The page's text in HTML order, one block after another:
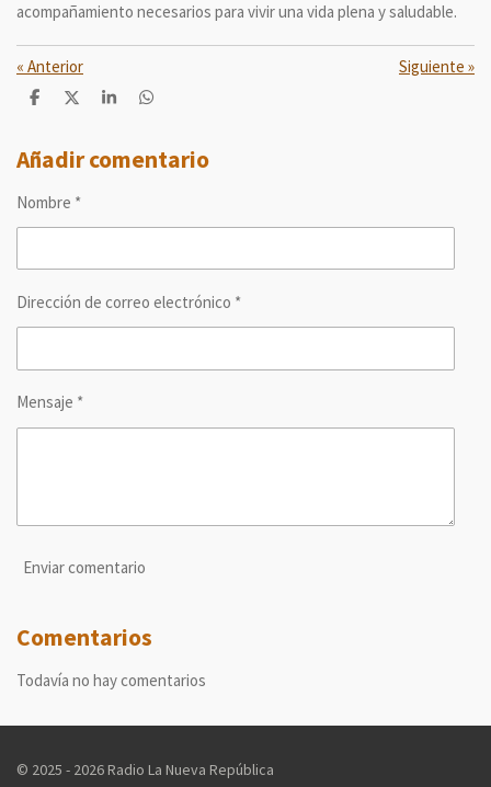
acompañamiento necesarios para vivir una vida plena y saludable.
« Anterior Siguiente »
C
p
a
t
C
p
a
C
p
a
C
p
a
Añadir comentario
Nombre *
Dirección de correo electrónico *
Mensaje *
Enviar comentario
Comentarios
Todavía no hay comentarios
© 2025 - 2026 Radio La Nueva República